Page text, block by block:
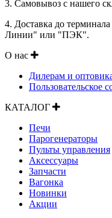
3. Самовывоз с нашего
4. Доставка до
Линии" или "ПЭК".
О нас
Дилерам и
Пользовательское
КАТАЛОГ
Печи
Парогенераторы
Пульты управления
Аксессуары
Запчасти
Вагонка
Новинки
Акции